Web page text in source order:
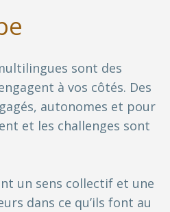
sont des
à vos côtés. Des
autonomes et pour
et les challenges sont
un sens collectif et une
dans ce qu’ils font au